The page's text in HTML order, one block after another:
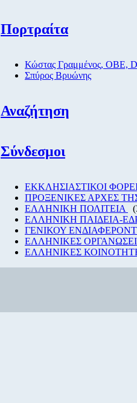
Πορτραίτα
Κώστας Γραμμένος, ΟΒΕ,
Σπύρος Βρυώνης
Αναζήτηση
Σύνδεσμοι
EKKΛΗΣΙΑΣΤΙΚΟΙ
ΠΡΟΞΕΝΙΚΕΣ ΑΡΧΕΣ
ΕΛΛΗΝΙΚΗ ΠΟΛΙΤΕΙΑ
ΕΛΛΗΝΙΚΗ ΠΑΙΔΕΙΑ-
ΓΕΝΙΚΟΥ
ΕΛΛΗΝΙΚΕΣ
ΕΛΛΗΝΙΚΕΣ